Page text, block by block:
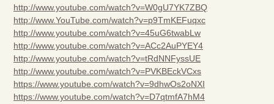
http://www.youtube.com/watch?v=W0gU7YK7ZBQ
http://www.YouTube.com/watch?v=p9TmKEFuqxc
http://www.youtube.com/watch?v=45uG6twabLw
http://www.youtube.com/watch?v=ACc2AuPYEY4
http://www.youtube.com/watch?v=tRdNNFyssUE
http://www.youtube.com/watch?v=PVKBEckVCxs
https://www.youtube.com/watch?v=9dhwOs2oNXI
https://www.youtube.com/watch?v=D7qtmfA7hM4